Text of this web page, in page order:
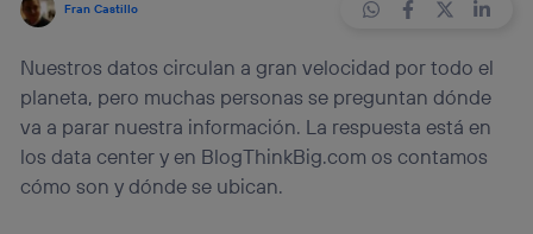
Fran Castillo
Nuestros datos circulan a gran velocidad por todo el
planeta, pero muchas personas se preguntan dónde
va a parar nuestra información. La respuesta está en
los data center y en BlogThinkBig.com os contamos
cómo son y dónde se ubican.